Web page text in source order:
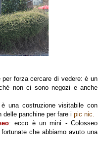
per forza cercare di vedere: è un
non ci sono negozi e anche
una costruzione visitabile con
delle panchine per fare i pic nic.
: ecco è un mini - Colosseo
che abbiamo avuto una